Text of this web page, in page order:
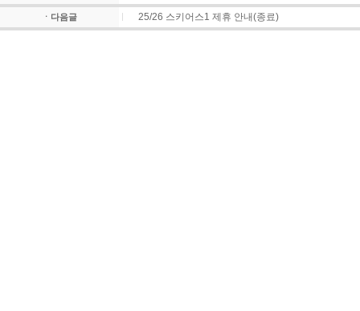
ㆍ다음글 25/26 스키어스1 제휴 안내(종료)